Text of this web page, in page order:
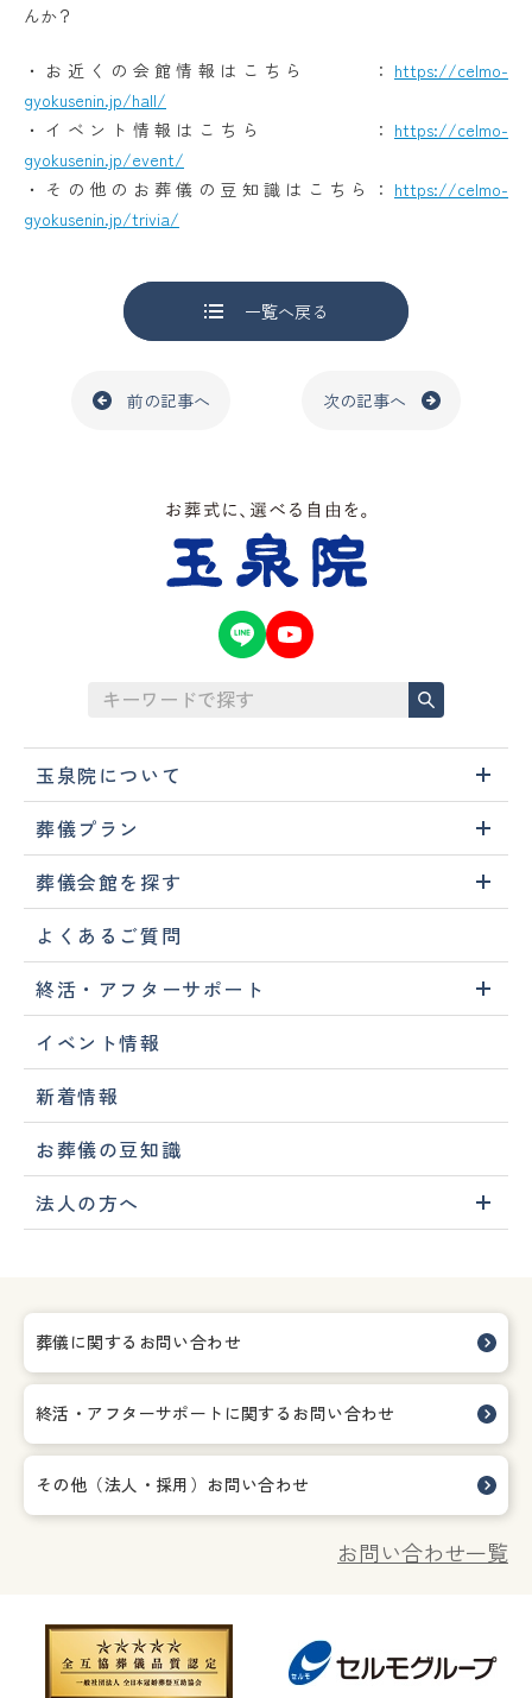
んか？
・お近くの会館情報はこちら ： https://celmo-
gyokusenin.jp/hall/
・イベント情報はこちら ： https://celmo-
gyokusenin.jp/event/
・その他のお葬儀の豆知識はこちら： https://celmo-
gyokusenin.jp/trivia/
一覧へ戻る
前の記事へ 次の記事へ
玉泉院について
葬儀プラン
葬儀会館を探す
よくあるご質問
終活・アフターサポート
イベント情報
新着情報
お葬儀の豆知識
法人の方へ
葬儀に関するお問い合わせ
終活・アフターサポートに関する お問い合わせ
その他（法人・採用）お問い合わせ
お問い合わせ一覧